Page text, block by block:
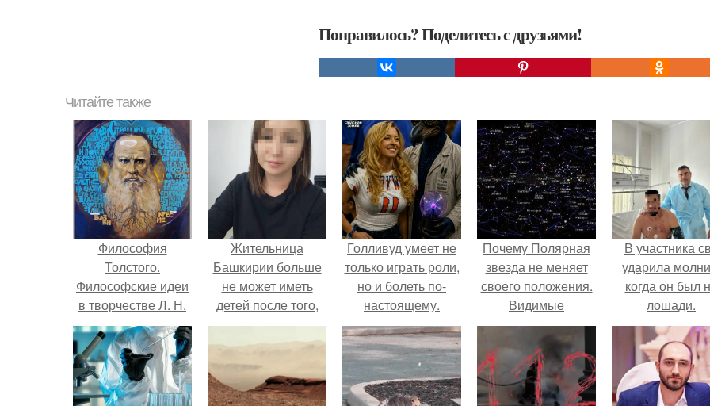
Понравилось? Поделитесь с друзьями!
Читайте также
Философия
Толстого.
Философские идеи
в творчестве Л. Н.
Толстого.
Жительница
Башкирии больше
не может иметь
детей после того,
как медики сделали
ей аборт на шестом
месяце
беременности и
оставили в матке
Голливуд умеет не
только играть роли,
но и болеть по-
настоящему.
Почему Полярная
звезда не меняет
своего положения.
Видимые
положения светил.
В участника
ударила
когда он был
лошади.